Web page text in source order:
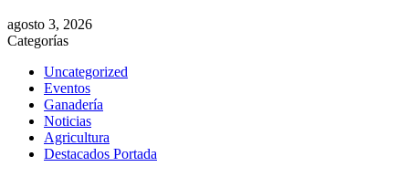
agosto 3, 2026
Categorías
Uncategorized
Eventos
Ganadería
Noticias
Agricultura
Destacados Portada